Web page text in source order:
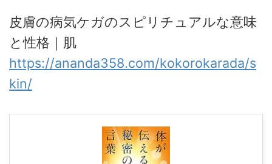
皮膚の病気ケガのスピリチュアルな意味
と性格｜肌
https://ananda358.com/kokorokarada/s
kin/